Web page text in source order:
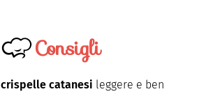
Consigli
crispelle catanesi leggere e ben